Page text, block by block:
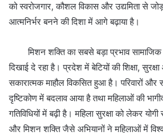
को स्वरोजगार, कौशल विकास और उद्यमिता से
आत्मनिर्भर बनने की दिशा में आगे बढ़ाया है।
मिशन शक्ति का सबसे बड़ा प्रभाव सामाजिक
दिखाई दे रहा है। प्रदेश में बेटियों की शिक्षा,
सकारात्मक माहौल विकसित हुआ है। परिवारों
दृष्टिकोण में बदलाव आया है तथा महिलाओं की
गतिविधियों में बढ़ी है। महिला सुरक्षा को लेकर
और मिशन शक्ति जैसे अभियानों ने महिलाओं में